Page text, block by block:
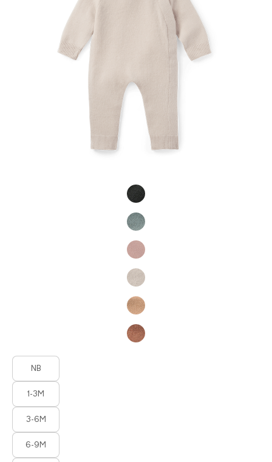
Product Fashions
NB
1-3M
3-6M
6-9M